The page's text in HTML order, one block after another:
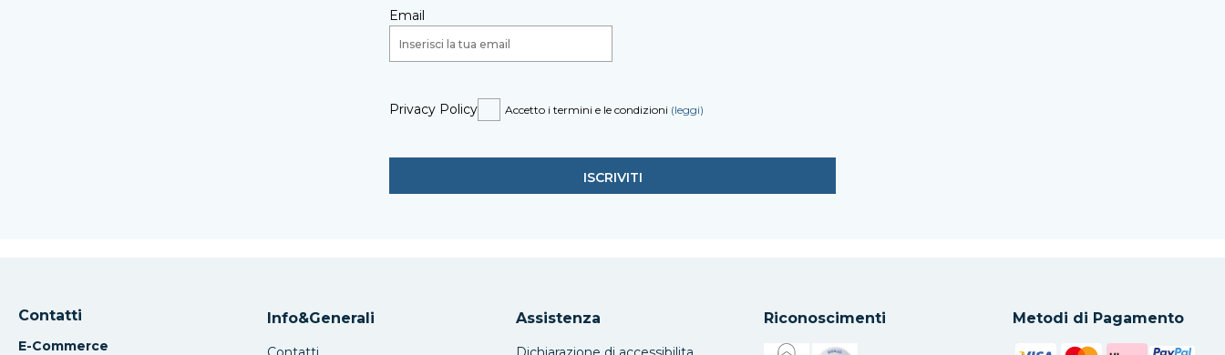
Email
Privacy Policy Accetto i termini e le condizioni (leggi)
Contatti
E-Commerce
Info&Generali Assistenza Riconoscimenti Metodi di Pagamento